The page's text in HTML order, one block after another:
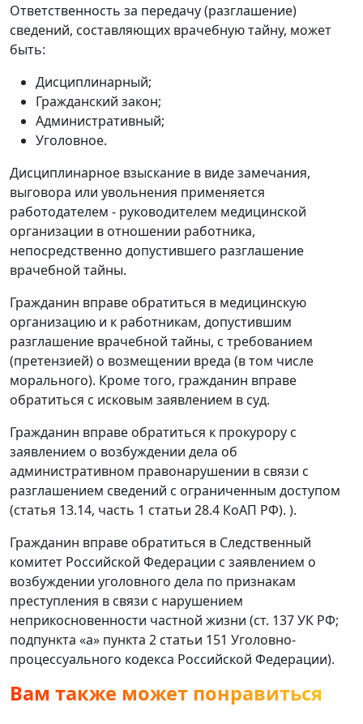
Ответственность за передачу (разглашение)
сведений, составляющих врачебную тайну, может
быть:
Дисциплинарный;
Гражданский закон;
Административный;
Уголовное.
Дисциплинарное взыскание в виде замечания,
выговора или увольнения применяется
работодателем - руководителем медицинской
организации в отношении работника,
непосредственно допустившего разглашение
врачебной тайны.
Гражданин вправе обратиться в медицинскую
организацию и к работникам, допустившим
разглашение врачебной тайны, с требованием
(претензией) о возмещении вреда (в том числе
морального). Кроме того, гражданин вправе
обратиться с исковым заявлением в суд.
Гражданин вправе обратиться к прокурору с
заявлением о возбуждении дела об
административном правонарушении в связи с
разглашением сведений с ограниченным доступом
(статья 13.14, часть 1 статьи 28.4 КоАП РФ). ).
Гражданин вправе обратиться в Следственный
комитет Российской Федерации с заявлением о
возбуждении уголовного дела по признакам
преступления в связи с нарушением
неприкосновенности частной жизни (ст. 137 УК РФ;
подпункта «а» пункта 2 статьи 151 Уголовно-
процессуального кодекса Российской Федерации).
Вам также может понравиться